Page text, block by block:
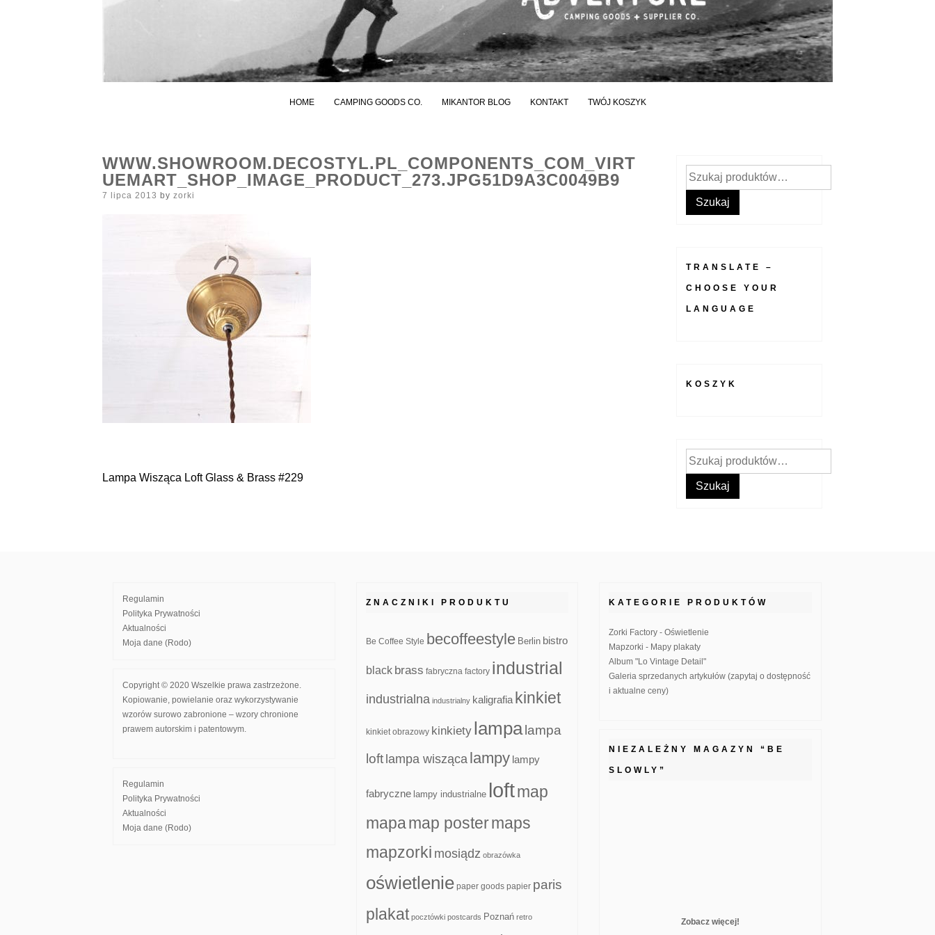
HOME CAMPING GOODS CO. MIKANTOR BLOG KONTAKT TWÓJ KOSZYK
WWW.SHOWROOM.DECOSTYL.PL_COMPONENTS_COM_VIRT
UEMART_SHOP_IMAGE_PRODUCT_273.JPG51D9A3C0049B9
Posted
7 lipca 2013 by zorki
Nawigacja
Lampa Wisząca Loft Glass & Brass #229
Szukaj:
Szukaj
TRANSLATE –
CHOOSE YOUR
LANGUAGE
KOSZYK
Szukaj:
Szukaj
Regulamin
Polityka Prywatności
Aktualności
Moja dane (Rodo)
Copyright © 2020 Wszelkie prawa zastrzeżone.
Kopiowanie, powielanie oraz wykorzystywanie
wzorów surowo zabronione – wzory chronione
prawem autorskim i patentowym.
Regulamin
Polityka Prywatności
Aktualności
Moja dane (Rodo)
ZNACZNIKI PRODUKTU
Be Coffee Style becoffeestyle Berlin bistro
black brass fabryczna factory industrial
industrialna industrialny kaligrafia kinkiet
kinkiet obrazowy kinkiety lampa lampa
loft lampa wisząca lampy lampy
fabryczne lampy industrialne loftmap
mapamap postermaps
mapzorki mosiądz obrazówka
oświetlenie paper goods papier paris
plakat pocztówki postcards Poznań retro
KATEGORIE PRODUKTÓW
Zorki Factory - Oświetlenie
Mapzorki - Mapy plakaty
Album "Lo Vintage Detail"
Galeria sprzedanych artykułów (zapytaj o dostępność
i aktualne ceny)
NIEZALEŻNY MAGAZYN “BE
SLOWLY”
Zobacz więcej!